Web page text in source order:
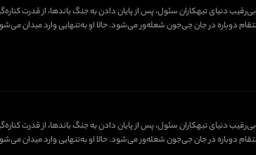
دنیای تبهکاران سئول، پس از پایان دادن به جنگ باندها، از قدرت
دوباره در جان جی‌جون شعله‌ور می‌شود. حالا او به‌تنهایی وارد میدان می‌شود
دنیای تبهکاران سئول، پس از پایان دادن به جنگ باندها، از قدرت
دوباره در جان جی‌جون شعله‌ور می‌شود. حالا او به‌تنهایی وارد میدان می‌شود